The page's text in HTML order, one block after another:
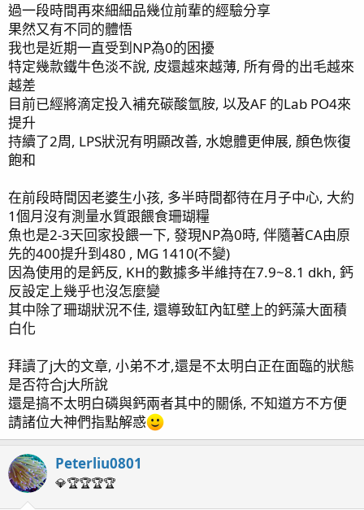
過一段時間再來細細品幾位前輩的經驗分享
果然又有不同的體悟
我也是近期一直受到NP為0的困擾
特定幾款鐵牛色淡不說, 皮還越來越薄, 所有骨的出毛越來
越差
目前已經將滴定投入補充碳酸氫胺, 以及AF 的Lab PO4來
提升
持續了2周, LPS狀況有明顯改善, 水媳體更伸展, 顏色恢復
飽和
在前段時間因老婆生小孩, 多半時間都待在月子中心, 大約
1個月沒有測量水質跟餵食珊瑚糧
魚也是2-3天回家投餵一下, 發現NP為0時, 伴隨著CA由原
先的400提升到480 , MG 1410(不變)
因為使用的是鈣反, KH的數據多半維持在7.9~8.1 dkh, 鈣
反設定上幾乎也沒怎麼變
其中除了珊瑚狀況不佳, 還導致缸內缸壁上的鈣藻大面積
白化
拜讀了j大的文章, 小弟不才,還是不太明白正在面臨的狀態
是否符合j大所說
還是搞不太明白磷與鈣兩者其中的關係, 不知道方不方便
請諸位大神們指點解惑
Peterliu0801
💎🏆🏆🏆🏆